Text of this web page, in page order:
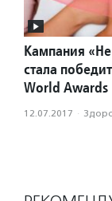
Кампания
стала
World Awards
12.07.2017 ·